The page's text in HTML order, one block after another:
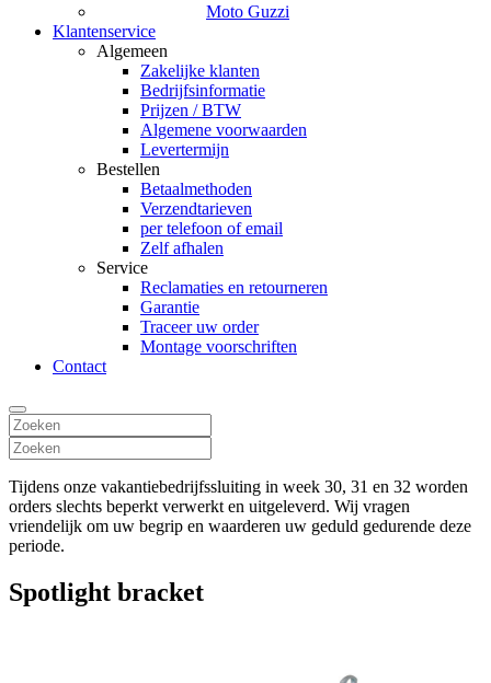
Moto Guzzi
Klantenservice
Algemeen
Zakelijke klanten
Bedrijfsinformatie
Prijzen / BTW
Algemene voorwaarden
Levertermijn
Bestellen
Betaalmethoden
Verzendtarieven
per telefoon of email
Zelf afhalen
Service
Reclamaties en retourneren
Garantie
Traceer uw order
Montage voorschriften
Contact
Tijdens onze vakantiebedrijfssluiting in week 30, 31 en 32 worden
orders slechts beperkt verwerkt en uitgeleverd. Wij vragen
vriendelijk om uw begrip en waarderen uw geduld gedurende deze
periode.
Spotlight bracket